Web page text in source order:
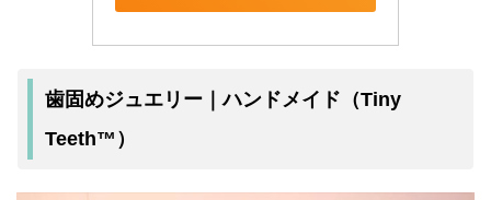
歯固めジュエリー｜ハンドメイド（Tiny
Teeth™）